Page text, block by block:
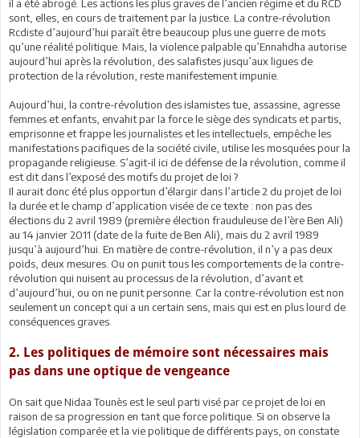
il a été abrogé. Les actions les plus graves de l’ancien régime et du RCD
sont, elles, en cours de traitement par la justice. La contre-révolution
Rcdiste d’aujourd’hui paraît être beaucoup plus une guerre de mots
qu’une réalité politique. Mais, la violence palpable qu’Ennahdha autorise
aujourd’hui après la révolution, des salafistes jusqu’aux ligues de
protection de la révolution, reste manifestement impunie.
Aujourd’hui, la contre-révolution des islamistes tue, assassine, agresse
femmes et enfants, envahit par la force le siège des syndicats et partis,
emprisonne et frappe les journalistes et les intellectuels, empêche les
manifestations pacifiques de la société civile, utilise les mosquées pour la
propagande religieuse. S’agit-il ici de défense de la révolution, comme il
est dit dans l’exposé des motifs du projet de loi ?
Il aurait donc été plus opportun d’élargir dans l’article 2 du projet de loi
la durée et le champ d’application visée de ce texte : non pas des
élections du 2 avril 1989 (première élection frauduleuse de l’ère Ben Ali)
au 14 janvier 2011 (date de la fuite de Ben Ali), mais du 2 avril 1989
jusqu’à aujourd’hui. En matière de contre-révolution, il n’y a pas deux
poids, deux mesures. Ou on punit tous les comportements de la contre-
révolution qui nuisent au processus de la révolution, d’avant et
d’aujourd’hui, ou on ne punit personne. Car la contre-révolution est non
seulement un concept qui a un certain sens, mais qui est en plus lourd de
conséquences graves.
2. Les politiques de mémoire sont nécessaires mais
pas dans une optique de vengeance
On sait que Nidaa Tounès est le seul parti visé par ce projet de loi en
raison de sa progression en tant que force politique. Si on observe la
législation comparée et la vie politique de différents pays, on constate